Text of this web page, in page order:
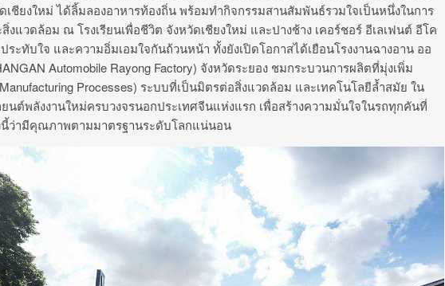
เชียงใหม่ ได้ลิ้มลองอาหารท้องถิ่น พร้อมทำกิจกรรมสานสัมพันธ์รวมใจเป็นหนึ่งในการ
งแวดล้อม ณ โรงเรียนเพื่อชีวิต จังหวัดเชียงใหม่ และปางช้าง เคอร์ชอร์ อีเลเฟนต์ อีโค
ระทับใจ และความอิ่มเอมใจกันถ้วนหน้า ทั้งยังเปิดโอกาสได้เยือนโรงงานฉางอาน ออ
Automobile Rayong Factory) จังหวัดระยอง ชมกระบวนการผลิตที่มุ่งเพิ่ม
Processes) ระบบที่เป็นมิตรต่อสิ่งแวดล้อม และเทคโนโลยีล้ำสมัย ใน
ยนต์พลังงานใหม่ครบวงจรนอกประเทศจีนแห่งแรก เพื่อสร้างความมั่นใจในรถทุกคันที่
ว่ามีคุณภาพตามมาตรฐานระดับโลกแน่นอน